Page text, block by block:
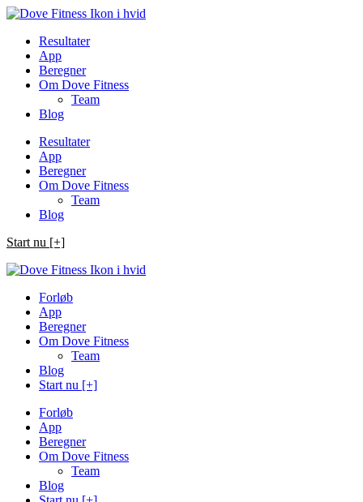
Spring
indholdResultater
App
Beregner
Om Dove Fitness
Team
Blog
Resultater
App
Beregner
Om Dove Fitness
Team
Blog
Start nu [+]
Forløb
App
Beregner
Om Dove Fitness
Team
Blog
Start nu [+]
Forløb
App
Beregner
Om Dove Fitness
Team
Blog